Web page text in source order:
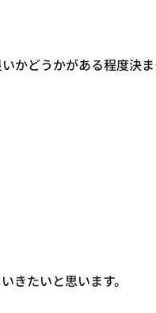
かどうかがある程度決
きたいと思います。